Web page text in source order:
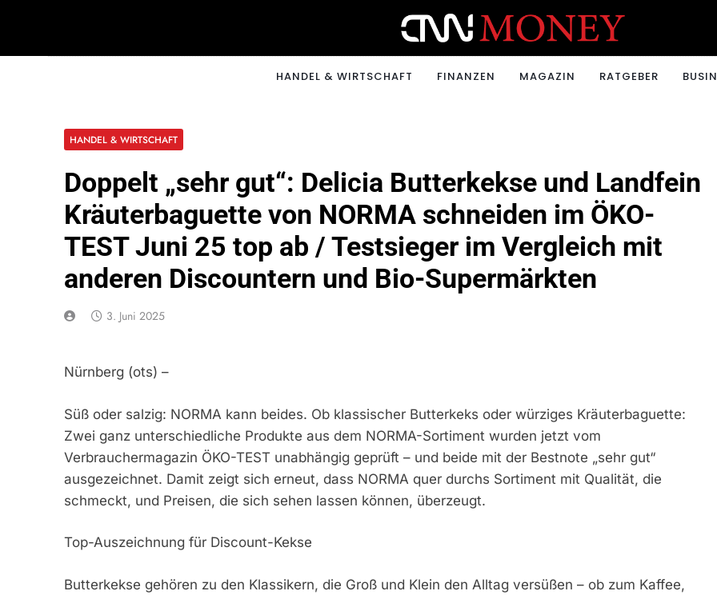
CNNMONEY.CH
HANDEL & WIRTSCHAFT FINANZEN MAGAZIN RATGEBER
HANDEL & WIRTSCHAFT
Doppelt „sehr gut“: Delicia Butterkekse und Landfein
Kräuterbaguette von NORMA schneiden im ÖKO-
TEST Juni 25 top ab / Testsieger im Vergleich mit
anderen Discountern und Bio-Supermärkten
3. Juni 2025
Nürnberg (ots) –
Süß oder salzig: NORMA kann beides. Ob klassischer Butterkeks oder würziges Kräuterbaguette:
Zwei ganz unterschiedliche Produkte aus dem NORMA-Sortiment wurden jetzt vom
Verbrauchermagazin ÖKO-TEST unabhängig geprüft – und beide mit der Bestnote „sehr gut“
ausgezeichnet. Damit zeigt sich erneut, dass NORMA quer durchs Sortiment mit Qualität, die
schmeckt, und Preisen, die sich sehen lassen können, überzeugt.
Top-Auszeichnung für Discount-Kekse
Butterkekse gehören zu den Klassikern, die Groß und Klein den Alltag versüßen – ob zum Kaffee,